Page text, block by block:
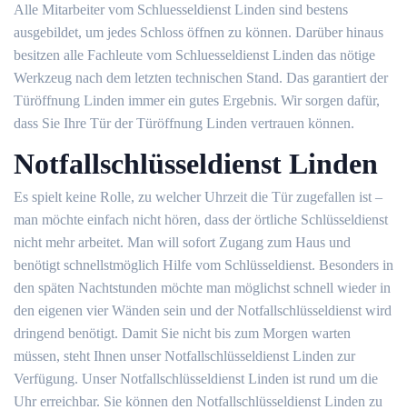
Alle Mitarbeiter vom Schluesseldienst Linden sind bestens
ausgebildet, um jedes Schloss öffnen zu können. Darüber hinaus
besitzen alle Fachleute vom Schluesseldienst Linden das nötige
Werkzeug nach dem letzten technischen Stand. Das garantiert der
Türöffnung Linden immer ein gutes Ergebnis. Wir sorgen dafür,
dass Sie Ihre Tür der Türöffnung Linden vertrauen können.
Notfallschlüsseldienst Linden
Es spielt keine Rolle, zu welcher Uhrzeit die Tür zugefallen ist –
man möchte einfach nicht hören, dass der örtliche Schlüsseldienst
nicht mehr arbeitet. Man will sofort Zugang zum Haus und
benötigt schnellstmöglich Hilfe vom Schlüsseldienst. Besonders in
den späten Nachtstunden möchte man möglichst schnell wieder in
den eigenen vier Wänden sein und der Notfallschlüsseldienst wird
dringend benötigt. Damit Sie nicht bis zum Morgen warten
müssen, steht Ihnen unser Notfallschlüsseldienst Linden zur
Verfügung. Unser Notfallschlüsseldienst Linden ist rund um die
Uhr erreichbar. Sie können den Notfallschlüsseldienst Linden zu